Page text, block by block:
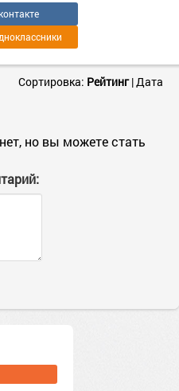
Сортировка: Рейтинг|Дата
но вы можете стать